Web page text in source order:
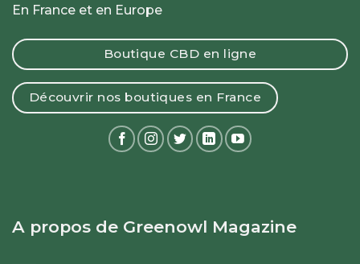
En France et en Europe
Boutique CBD en ligne
Découvrir nos boutiques en France
A propos de Greenowl Magazine